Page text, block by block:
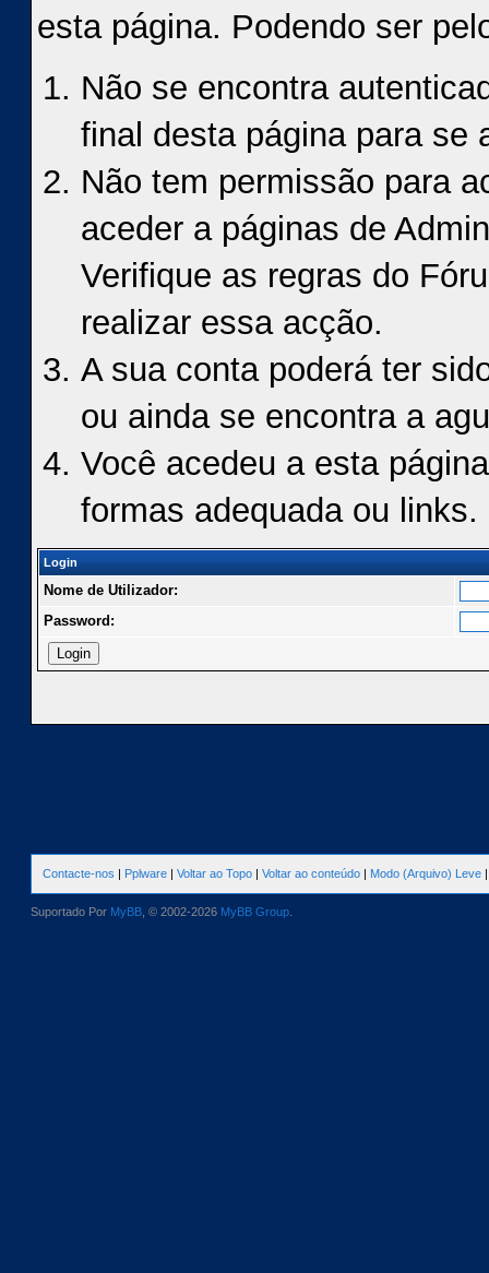
esta página. Podendo ser
Não se encontra
final desta página para se
Não tem permissão para
aceder a páginas de
Verifique as regras do
realizar essa acção.
A sua conta poderá ter
ou ainda se encontra a
Você acedeu a esta
formas adequada ou links.
Login
Nome de Utilizador:
Password:
Contacte-nos | Pplware | Voltar ao Topo | Voltar ao conteúdo | Modo (Arquivo) Leve
Suportado Por MyBB , © 2002-2026 MyBB Group